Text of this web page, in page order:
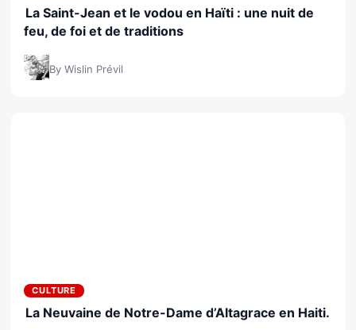
La Saint-Jean et le vodou en Haïti : une nuit de
feu, de foi et de traditions
By Wislin Prévil
CULTURE
La Neuvaine de Notre-Dame d’Altagrace en Haiti.